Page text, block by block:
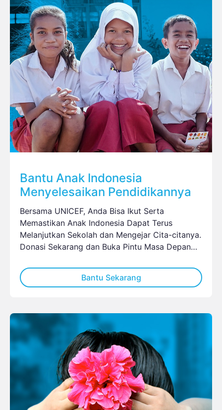
Bantu Anak Indonesia
Menyelesaikan Pendidikannya
Bersama UNICEF, Anda Bisa Ikut Serta
Memastikan Anak Indonesia Dapat Terus
Melanjutkan Sekolah dan Mengejar Cita-citanya.
Donasi Sekarang dan Buka Pintu Masa Depan
Bantu Sekarang